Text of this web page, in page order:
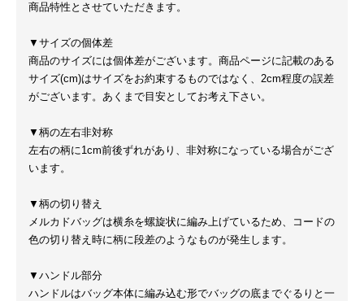
商品特性とさせていただきます。
▼サイズの個体差
商品のサイズには個体差がございます。商品ページに記載のある
サイズ(cm)はサイズをお約束するものではなく、2cm程度の誤差
がございます。あくまで目安としてお考え下さい。
▼柄の左右非対称
左右の柄に1cm前後ずれがあり、非対称になっている場合がござ
います。
▼柄の切り替え
メルカドバッグは横糸を螺旋状に編み上げているため、コードの
色の切り替え時に柄に段差のようなものが発生します。
▼ハンドル部分
ハンドルはバッグ本体に編み込む形でバッグの底までぐるりと一